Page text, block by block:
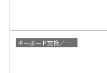
キーボード交換／修理